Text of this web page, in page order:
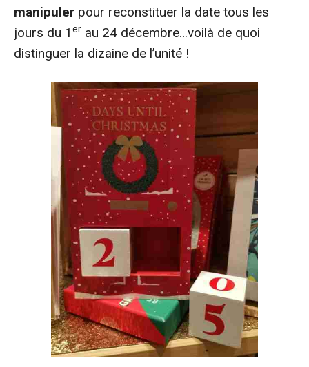
manipuler pour reconstituer la date tous les
jours du 1 er au 24 décembre…voilà de quoi
distinguer la dizaine de l’unité !